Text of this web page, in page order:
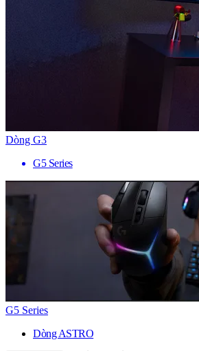
Dòng G3
G5 Series
G5 Series
Dòng ASTRO